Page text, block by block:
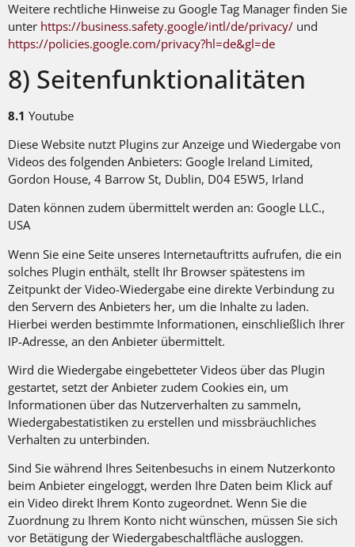
Weitere rechtliche Hinweise zu Google Tag Manager finden Sie
unter https://business.safety.google/intl/de/privacy/ und
https://policies.google.com/privacy?hl=de&gl=de
8) Seitenfunktionalitäten
8.1 Youtube
Diese Website nutzt Plugins zur Anzeige und Wiedergabe von
Videos des folgenden Anbieters: Google Ireland Limited,
Gordon House, 4 Barrow St, Dublin, D04 E5W5, Irland
Daten können zudem übermittelt werden an: Google LLC.,
USA
Wenn Sie eine Seite unseres Internetauftritts aufrufen, die ein
solches Plugin enthält, stellt Ihr Browser spätestens im
Zeitpunkt der Video-Wiedergabe eine direkte Verbindung zu
den Servern des Anbieters her, um die Inhalte zu laden.
Hierbei werden bestimmte Informationen, einschließlich Ihrer
IP-Adresse, an den Anbieter übermittelt.
Wird die Wiedergabe eingebetteter Videos über das Plugin
gestartet, setzt der Anbieter zudem Cookies ein, um
Informationen über das Nutzerverhalten zu sammeln,
Wiedergabestatistiken zu erstellen und missbräuchliches
Verhalten zu unterbinden.
Sind Sie während Ihres Seitenbesuchs in einem Nutzerkonto
beim Anbieter eingeloggt, werden Ihre Daten beim Klick auf
ein Video direkt Ihrem Konto zugeordnet. Wenn Sie die
Zuordnung zu Ihrem Konto nicht wünschen, müssen Sie sich
vor Betätigung der Wiedergabeschaltfläche ausloggen.